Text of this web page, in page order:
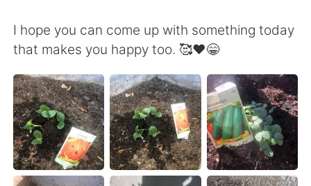
繁體中文 Español
العربية Français
Deutsch 한국어
Русский ไทย
I hope you can come up with something today
that makes you happy too. 🥰❤️😁